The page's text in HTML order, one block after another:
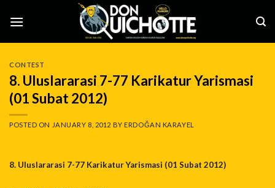
CONTEST
8. Uluslararasi 7-77 Karikatur Yarismasi
(01 Subat 2012)
POSTED ON JANUARY 8, 2012 BYERDOĞAN KARAYEL
8. Uluslararasi 7-77 Karikatur Yarismasi (01 Subat 2012)